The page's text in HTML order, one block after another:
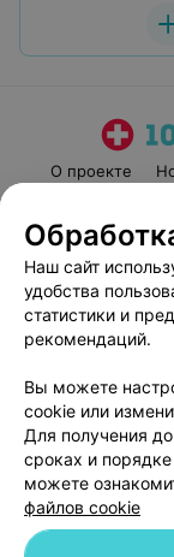
О проекте
Наш сайт
удобства
статистики и
рекомендаций.
Вы можете
cookie или
Для получения
сроках и
можете
файлов cookie